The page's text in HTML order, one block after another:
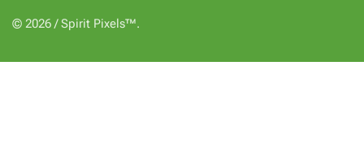
© 2026 / Spirit Pixels™.